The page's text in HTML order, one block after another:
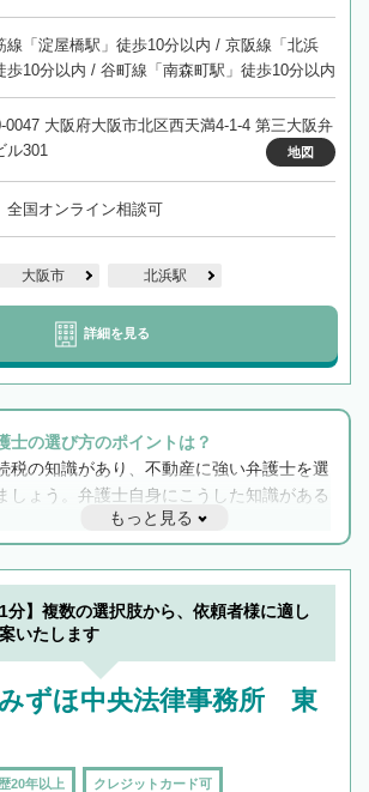
線「淀屋橋駅」徒歩10分以内 / 京阪線「北浜
歩10分以内 / 谷町線「南森町駅」徒歩10分以内
0047 大阪府大阪市北区西天満4-1-4 第三大阪弁
ル301
地図
全国オンライン相談可
大阪市 北浜駅
詳細を見る
士の選び方のポイントは？
税の知識があり、不動産に強い弁護士を選
しょう。弁護士自身にこうした知識がある
士業との連携もスムーズに進み、トラブル
のみならず相続をトータルで任せることが
ます。また、相続は感情がからむ分野なの
ィーリングも重要です。実際に電話や面談
数の弁護士と会話をしてウマが合う方に依
もっと見る
1分】複数の選択肢から、依頼者様に適し
いたします
ずほ中央法律事務所 東
20年以上 クレジットカード可